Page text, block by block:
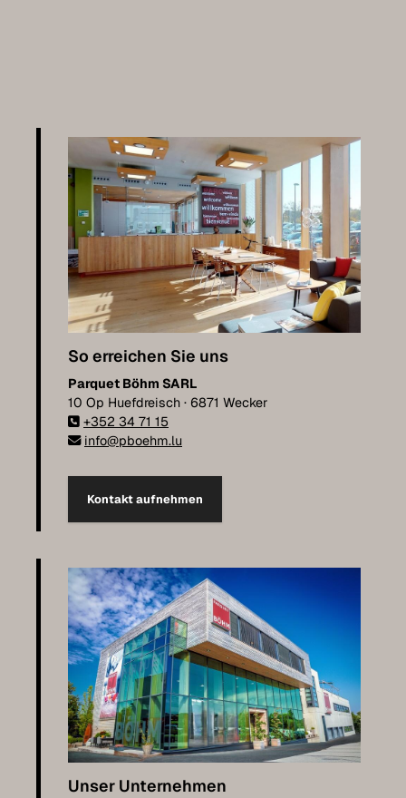
So erreichen Sie uns
Parquet Böhm SARL
10 Op Huefdreisch · 6871 Wecker
+352 34 71 15
info@pboehm.lu
Kontakt aufnehmen
Unser Unternehmen